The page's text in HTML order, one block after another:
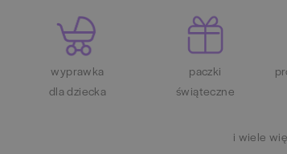
wyprawka
dla dziecka
paczki
świąteczne
i wiele